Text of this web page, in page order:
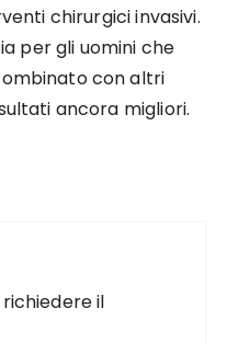
chirurgici invasivi.
per gli uomini che
con altri
ancora migliori.
il